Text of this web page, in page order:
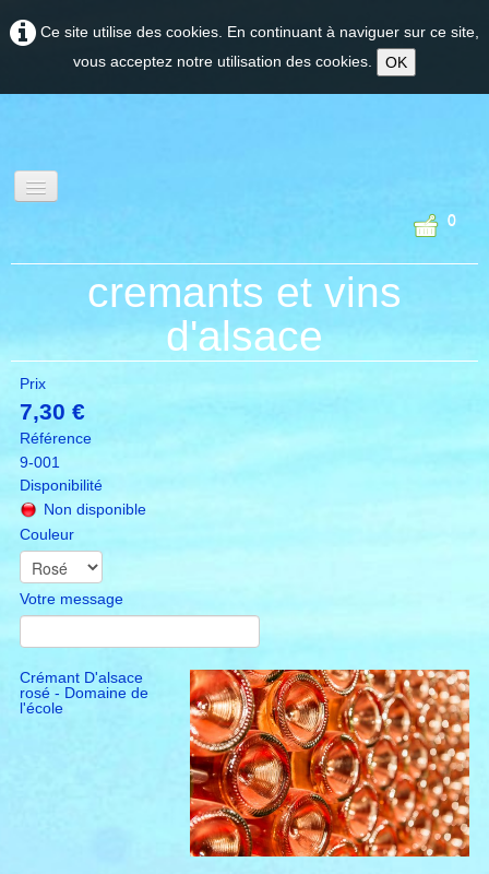
Ce site utilise des cookies. En continuant à naviguer sur ce site,
vous acceptez notre utilisation des cookies.
OK
oenotourisme et
experiences
PROVENCE
CORSE
open provence
0
cremants et vins
d'alsace
Prix
7,30 €
Référence
9-001
Disponibilité
Non disponible
Couleur
Votre message
Crémant D'alsace
rosé - Domaine de
l'école